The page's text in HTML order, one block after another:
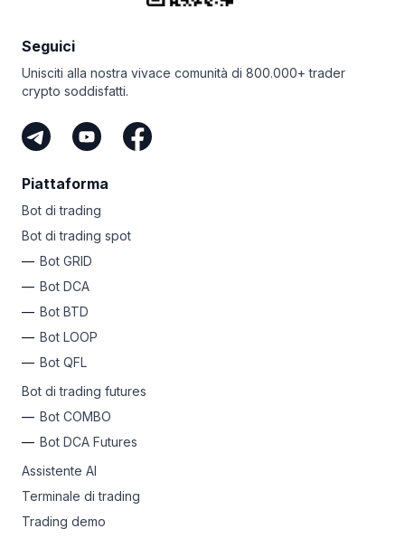
pagare alcun costo. Non perdere l’occasione di sfruttare
esperienza di trading!
Seguici
Unisciti alla nostra vivace comunità di 800.000+ trader
crypto soddisfatti.
Piattaforma
Bot di trading
Bot di trading spot
Bot GRID
Bot DCA
Bot BTD
Bot LOOP
Bot QFL
Bot di trading futures
Bot COMBO
Bot DCA Futures
Assistente AI
Terminale di trading
Trading demo